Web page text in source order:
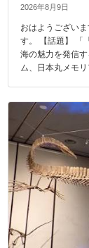
2026年8月9日
おはようござい
す。 【話題】 「
海の魅力を発信
ム、日本丸メモ